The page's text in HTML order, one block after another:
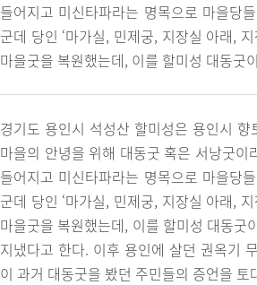
들어지고 미신타파라는 명목으로 마을당
군데 당인 ‘마가실, 민제궁, 지장실 아래,
마을굿을 복원했는데, 이를 할미성 대동굿
경기도 용인시 석성산 할미성은 용인시
마을의 안녕을 위해 대동굿 혹은 서낭굿
들어지고 미신타파라는 명목으로 마을당
군데 당인 ‘마가실, 민제궁, 지장실 아래,
마을굿을 복원했는데, 이를 할미성 대동굿
지냈다고 한다. 이후 용인에 살던 권옥기
이 과거 대동굿을 봤던 주민들의 증언을 토